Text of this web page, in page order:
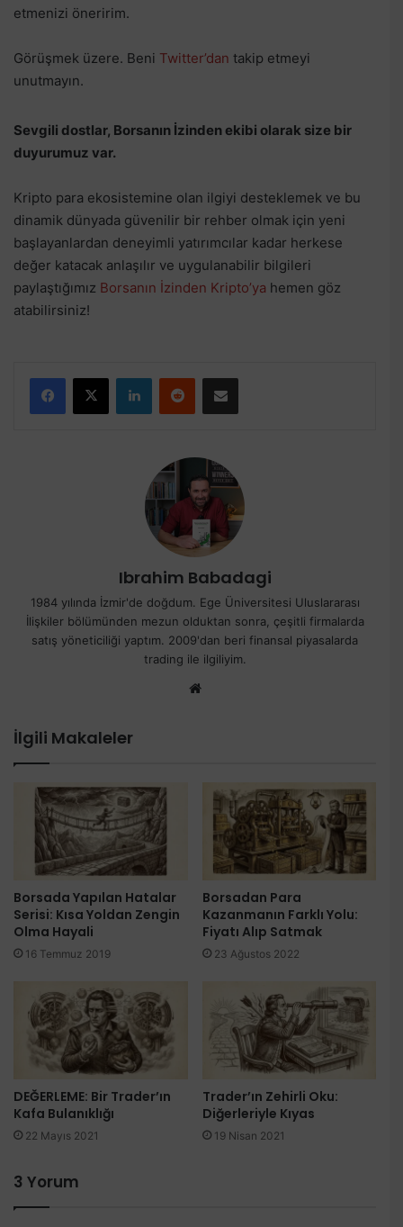
etmenizi öneririm.
Görüşmek üzere. Beni Twitter’dan takip etmeyi
unutmayın.
Sevgili dostlar, Borsanın İzinden ekibi olarak size bir
duyurumuz var.
Kripto para ekosistemine olan ilgiyi desteklemek ve bu
dinamik dünyada güvenilir bir rehber olmak için yeni
başlayanlardan deneyimli yatırımcılar kadar herkese
değer katacak anlaşılır ve uygulanabilir bilgileri
paylaştığımız Borsanın İzinden Kripto’ya hemen göz
atabilirsiniz!
Facebook
X LinkedInReddit E-Posta ile paylaş
Ibrahim Babadagi
1984 yılında İzmir'de doğdum. Ege Üniversitesi Uluslararası
İlişkiler bölümünden mezun olduktan sonra, çeşitli firmalarda
satış yöneticiliği yaptım. 2009'dan beri finansal piyasalarda
trading ile ilgiliyim.
İlgili Makaleler
Borsada Yapılan Hatalar
Serisi: Kısa Yoldan Zengin
Olma Hayali
16 Temmuz 2019
Borsadan Para
Kazanmanın Farklı Yolu:
Fiyatı Alıp Satmak
23 Ağustos 2022
DEĞERLEME: Bir Trader’ın
Kafa Bulanıklığı
22 Mayıs 2021
Trader’ın Zehirli Oku:
Diğerleriyle Kıyas
19 Nisan 2021
3 Yorum